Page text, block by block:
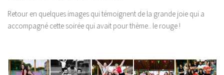
Retour en quelques images qui témoignent de la grande joie qui a
accompagné cette soirée qui avait pour thème.. le rouge !